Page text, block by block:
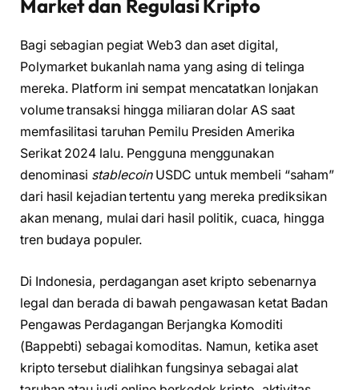
Market dan Regulasi Kripto
Bagi sebagian pegiat Web3 dan aset digital,
Polymarket bukanlah nama yang asing di telinga
mereka. Platform ini sempat mencatatkan lonjakan
volume transaksi hingga miliaran dolar AS saat
memfasilitasi taruhan Pemilu Presiden Amerika
Serikat 2024 lalu. Pengguna menggunakan
denominasi stablecoinUSDC untuk membeli “saham”
dari hasil kejadian tertentu yang mereka prediksikan
akan menang, mulai dari hasil politik, cuaca, hingga
tren budaya populer.
Di Indonesia, perdagangan aset kripto sebenarnya
legal dan berada di bawah pengawasan ketat Badan
Pengawas Perdagangan Berjangka Komoditi
(Bappebti) sebagai komoditas. Namun, ketika aset
kripto tersebut dialihkan fungsinya sebagai alat